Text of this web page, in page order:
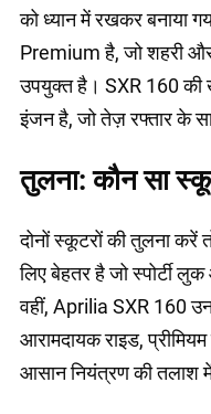
को ध्यान में रखकर बनाया
Premium है, जो शहरी और
उपयुक्त है। SXR 160 की
इंजन है, जो तेज़ रफ्तार के
तुलना: कौन सा
दोनों स्कूटरों की तुलना
लिए बेहतर है जो स्पोर्टी
वहीं, Aprilia SXR 160
आरामदायक राइड,
आसान नियंत्रण की तलाश